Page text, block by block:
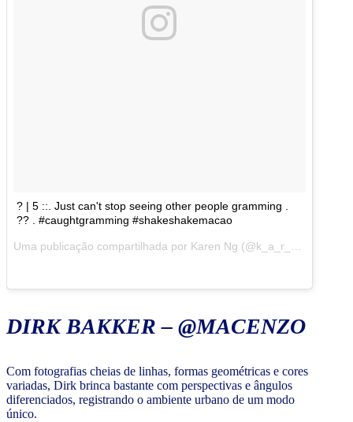
? | 5 ::. Just can't stop seeing other people gramming .
?? . #caughtgramming #shakeshakemacao
DIRK BAKKER – @MACENZO
Com fotografias cheias de linhas, formas geométricas e cores
variadas, Dirk brinca bastante com perspectivas e ângulos
diferenciados, registrando o ambiente urbano de um modo
único.